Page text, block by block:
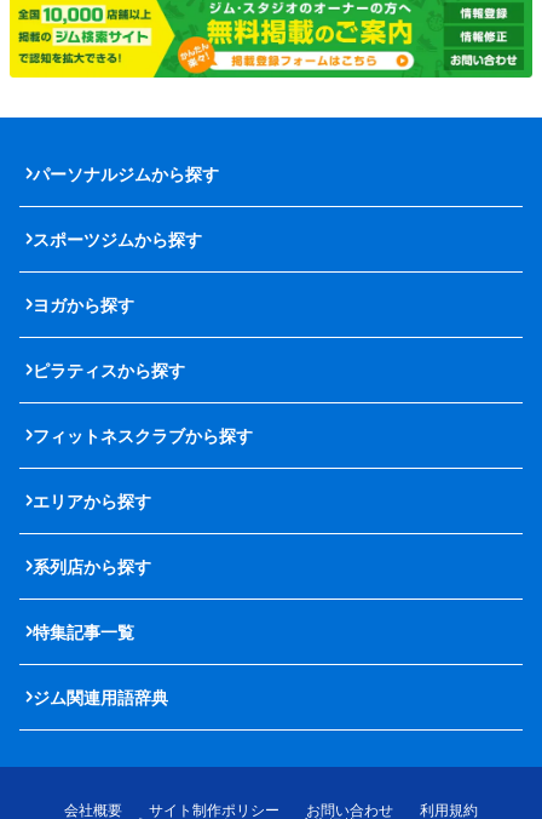
パーソナルジムから探す
スポーツジムから探す
ヨガから探す
ピラティスから探す
フィットネスクラブから探す
エリアから探す
系列店から探す
特集記事一覧
ジム関連用語辞典
会社概要 サイト制作ポリシー お問い合わせ
利用規約